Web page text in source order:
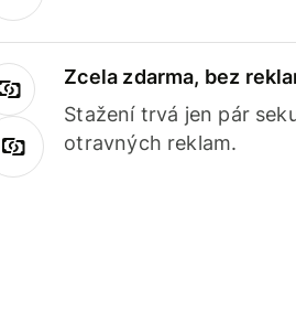
Zcela zdarma, bez
Stažení trvá jen pár
otravných reklam.